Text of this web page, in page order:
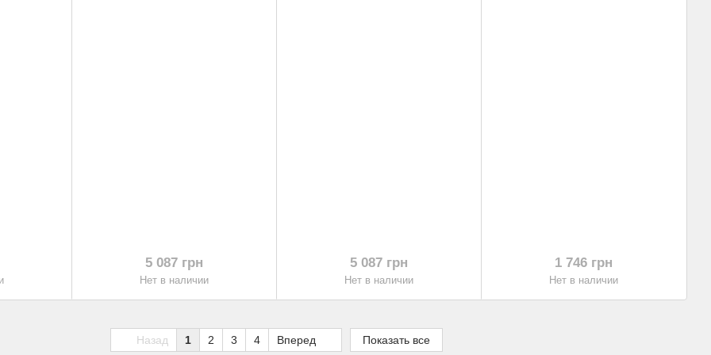
5 087 грн
Нет в наличии
5 087 грн
Нет в наличии
1 746 грн
Нет в наличии
Назад 1 2 3 4 Вперед Показать все